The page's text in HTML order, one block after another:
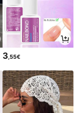
3,55€